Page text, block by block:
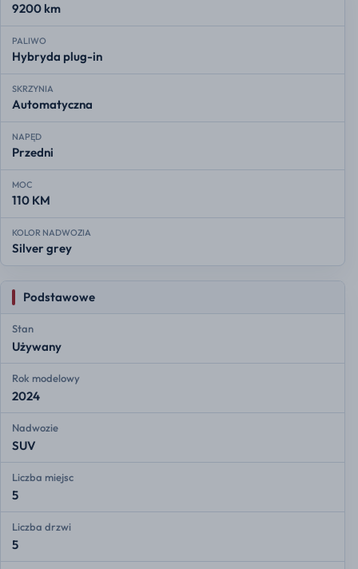
9200 km
PALIWO
Hybryda plug-in
SKRZYNIA
Automatyczna
NAPĘD
Przedni
MOC
110 KM
KOLOR NADWOZIA
Silver grey
Podstawowe
Stan
Używany
Rok modelowy
2024
Nadwozie
SUV
Liczba miejsc
5
Liczba drzwi
5